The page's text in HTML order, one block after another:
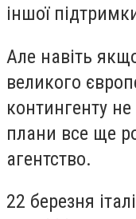
іншої
Але навіть
великого
контингенту
плани все ще
агентство.
22 березня